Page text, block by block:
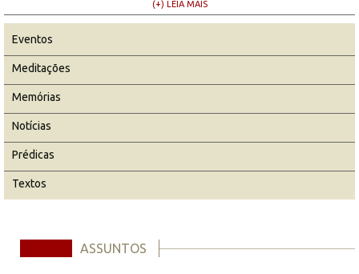
(+) LEIA MAIS
Eventos
Meditações
Memórias
Notícias
Prédicas
Textos
ASSUNTOS